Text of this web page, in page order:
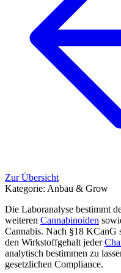
Zur Übersicht
Kategorie: Anbau & Grow
Die Laboranalyse bestimmt
weiteren Cannabinoiden
Cannabis. Nach §18 KCanG
den Wirkstoffgehalt jeder
analytisch bestimmen zu
gesetzlichen Compliance.